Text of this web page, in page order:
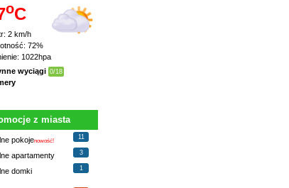
oC
2 km/h
72%
1022hpa
wyciągi 0/18
z miasta
pokojenowość!
11
apartamenty 3
domki 1